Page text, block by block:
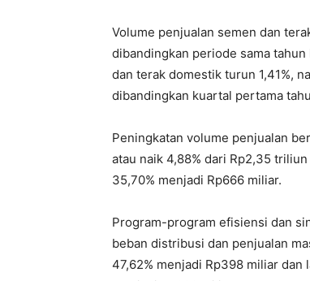
Volume penjualan semen dan
dibandingkan periode sama
dan terak domestik turun 1,41%,
dibandingkan kuartal pertama
Peningkatan volume penjualan
atau naik 4,88% dari Rp2,35
35,70% menjadi Rp666 miliar.
Program-program efisiensi dan
beban distribusi dan penjualan
47,62% menjadi Rp398 miliar dan